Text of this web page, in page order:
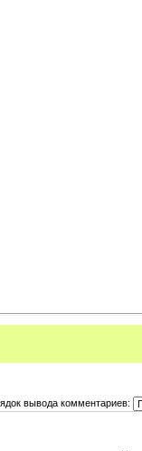
вывода комментариев: